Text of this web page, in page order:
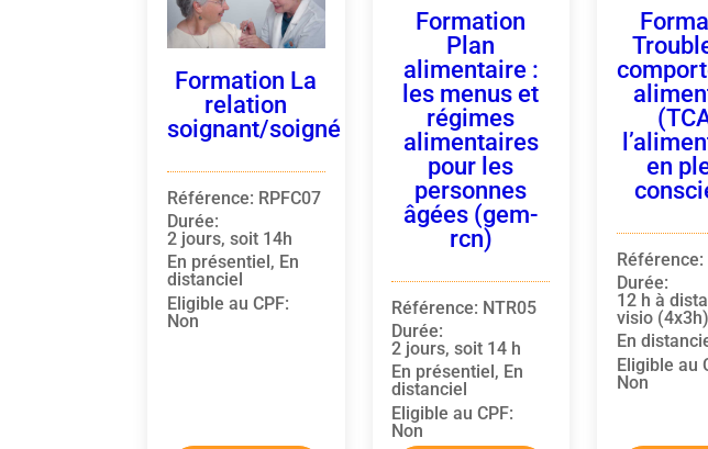
Formation La
relation
soignant/soigné
Référence: RPFC07
Durée:
2 jours, soit 14h
En présentiel, En
distanciel
Eligible au CPF:
Non
Formation
Plan
alimentaire :
les menus et
régimes
alimentaires
pour les
personnes
âgées (gem-
rcn)
Référence: NTR05
Durée:
2 jours, soit 14 h
En présentiel, En
distanciel
Eligible au CPF:
Non
en
Référence:
Durée:
12 h à
visio (4x3h)
En
Eligible au
Non